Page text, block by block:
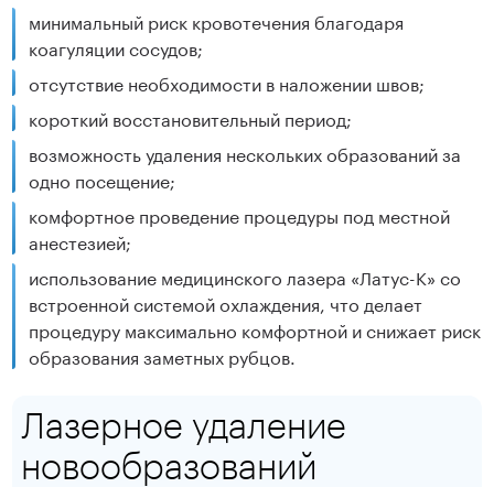
минимальный риск кровотечения благодаря
коагуляции сосудов;
отсутствие необходимости в наложении швов;
короткий восстановительный период;
возможность удаления нескольких образований за
одно посещение;
комфортное проведение процедуры под местной
анестезией;
использование медицинского лазера «Латус-К» со
встроенной системой охлаждения, что делает
процедуру максимально комфортной и снижает риск
образования заметных рубцов.
Лазерное удаление
новообразований